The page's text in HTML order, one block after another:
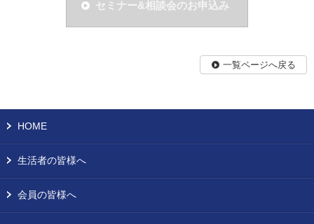
セミナー&相談会のお申込み
一覧ページへ戻る
HOME
生活者の皆様へ
会員の皆様へ